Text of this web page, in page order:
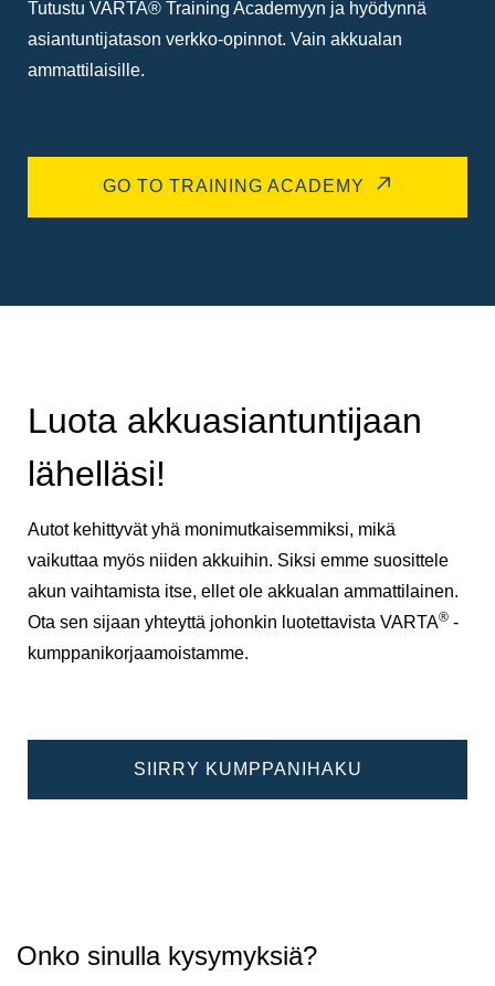
Tutustu VARTA® Training Academyyn ja hyödynnä
asiantuntijatason verkko-opinnot. Vain akkualan
ammattilaisille.
GO TO TRAINING ACADEMY
Luota akkuasiantuntijaan
lähelläsi!
Autot kehittyvät yhä monimutkaisemmiksi, mikä
vaikuttaa myös niiden akkuihin. Siksi emme suosittele
akun vaihtamista itse, ellet ole akkualan ammattilainen.
Ota sen sijaan yhteyttä johonkin luotettavista VARTA® -
kumppanikorjaamoistamme.
SIIRRY KUMPPANIHAKU
Onko sinulla kysymyksiä?